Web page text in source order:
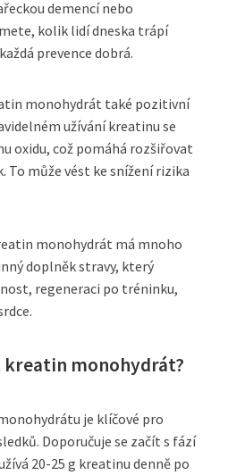
demencí nebo
kolik lidí dneska trápí
prevence dobrá.
monohydrát také pozitivní
užívání kreatinu se
oxidu, což pomáhá rozšiřovat
To může vést ke snížení rizika
monohydrát má mnoho
doplněk stravy, který
regeneraci po tréninku,
kreatin monohydrát?
je klíčové pro
Doporučuje se začít s fází
20-25 g kreatinu denně po